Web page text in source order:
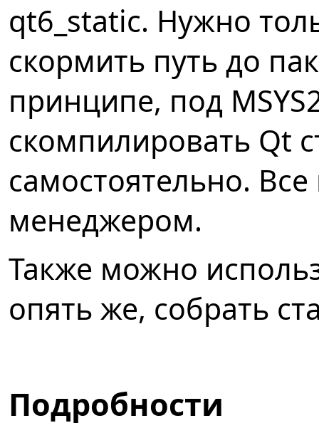
qt6_static. Нужно
скормить путь до
принципе, под
скомпилировать Qt
самостоятельно.
менеджером.
Также можно
опять же, собрать
Подробности